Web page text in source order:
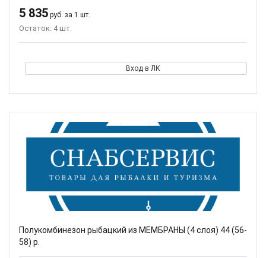
5 835 руб. за 1 шт.
Остаток: 4 шт.
Вход в ЛК
Полукомбинезон рыбацкий из МЕМБРАНЫ (4 слоя) 44 (56-
58) р.